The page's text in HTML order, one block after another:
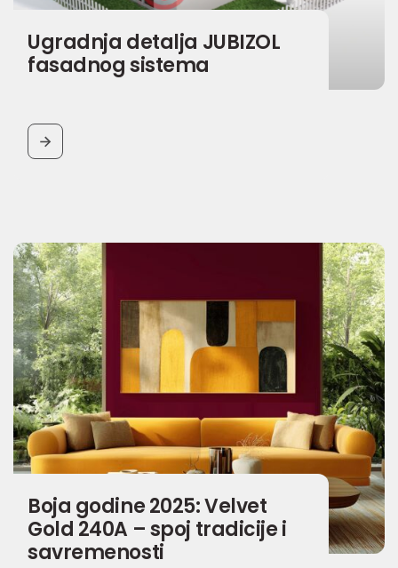
Ugradnja detalja JUBIZOL
fasadnog sistema
BUTTON
Boja godine 2025: Velvet
Gold 240A – spoj tradicije i
savremenosti